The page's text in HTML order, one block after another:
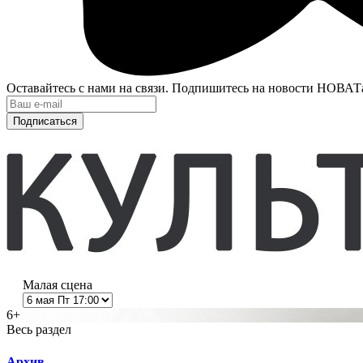
Оставайтесь с нами на связи. Подпишитесь на новости
Подписаться
Малая сцена
6+
Весь раздел